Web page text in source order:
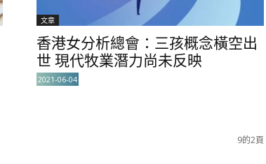
文章
香港女分析總會：三孩概念橫空出
世 現代牧業潛力尚未反映
2021-06-04
9的2頁